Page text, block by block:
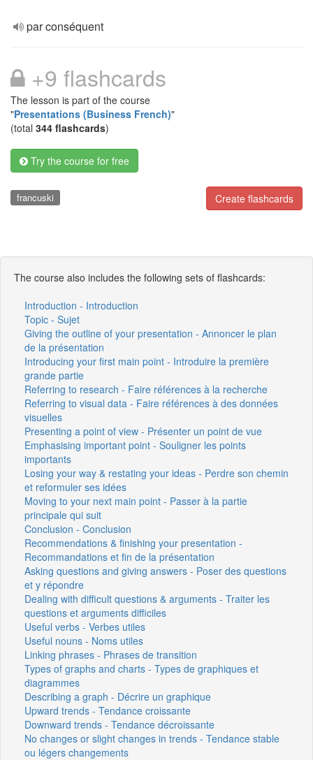
par conséquent
+9 flashcards
The lesson is part of the course
"Presentations (Business French)"
(total 344 flashcards)
Try the course for free
Create flashcards
francuski
The course also includes the following sets of flashcards:
Introduction - Introduction
Topic - Sujet
Giving the outline of your presentation - Annoncer le plan
de la présentation
Introducing your first main point - Introduire la première
grande partie
Referring to research - Faire références à la recherche
Referring to visual data - Faire références à des données
visuelles
Presenting a point of view - Présenter un point de vue
Emphasising important point - Souligner les points
importants
Losing your way & restating your ideas - Perdre son chemin
et reformuler ses idées
Moving to your next main point - Passer à la partie
principale qui suit
Conclusion - Conclusion
Recommendations & finishing your presentation -
Recommandations et fin de la présentation
Asking questions and giving answers - Poser des questions
et y répondre
Dealing with difficult questions & arguments - Traiter les
questions et arguments difficiles
Useful verbs - Verbes utiles
Useful nouns - Noms utiles
Linking phrases - Phrases de transition
Types of graphs and charts - Types de graphiques et
diagrammes
Describing a graph - Décrire un graphique
Upward trends - Tendance croissante
Downward trends - Tendance décroissante
No changes or slight changes in trends - Tendance stable
ou légers changements